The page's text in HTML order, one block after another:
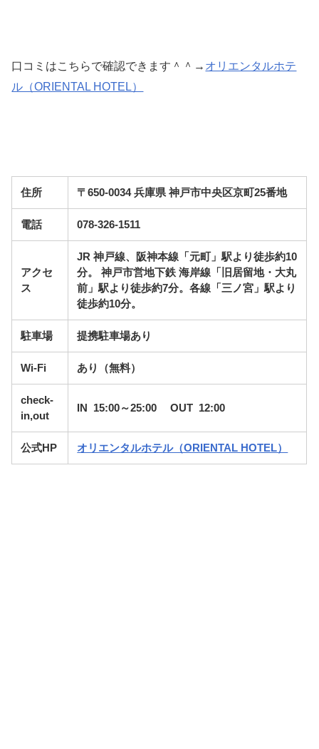
口コミはこちらで確認できます＾＾→ オリエンタルホテ
ル（ORIENTAL HOTEL）
住所 〒650-0034 兵庫県 神戸市中央区京町25番地
電話 078-326-1511
アクセ
ス
JR 神戸線、阪神本線「元町」駅より徒歩約10
分。 神戸市営地下鉄 海岸線「旧居留地・大丸
前」駅より徒歩約7分。各線「三ノ宮」駅より
徒歩約10分。
駐車場 提携駐車場あり
Wi-Fi あり（無料）
check-
in,out
IN 15:00～25:00 OUT 12:00
公式HP オリエンタルホテル（ORIENTAL HOTEL）